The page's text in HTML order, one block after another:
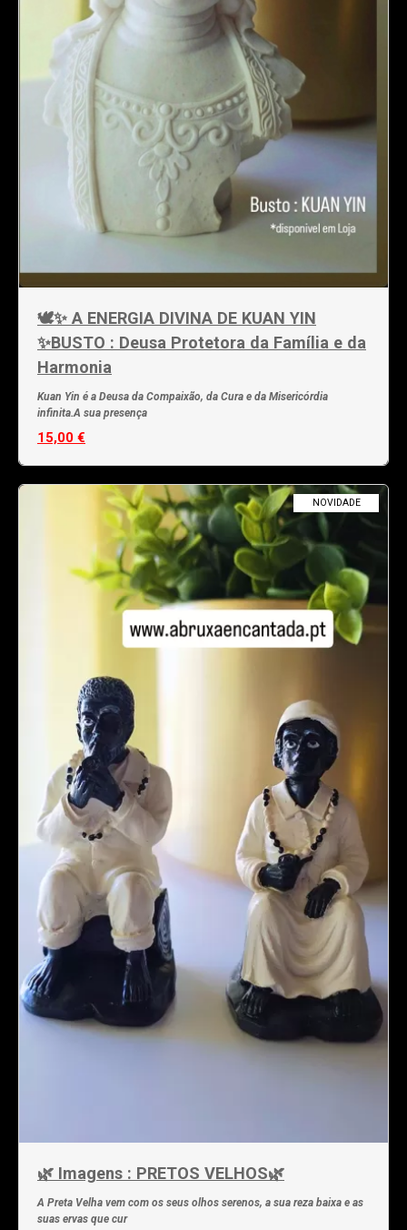
🕊️✨ A ENERGIA DIVINA DE KUAN YIN
✨BUSTO : Deusa Protetora da Família e da
Harmonia
Kuan Yin é a Deusa da Compaixão, da Cura e da Misericórdia
infinita.A sua presença
15,00 €
NOVIDADE
🌿 Imagens : PRETOS VELHOS🌿
A Preta Velha vem com os seus olhos serenos, a sua reza baixa e as
suas ervas que cur